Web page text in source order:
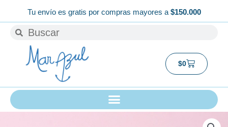
contenido
Tu envío es gratis por compras mayores a $150.000
BuscarBuscar
$0Carrito